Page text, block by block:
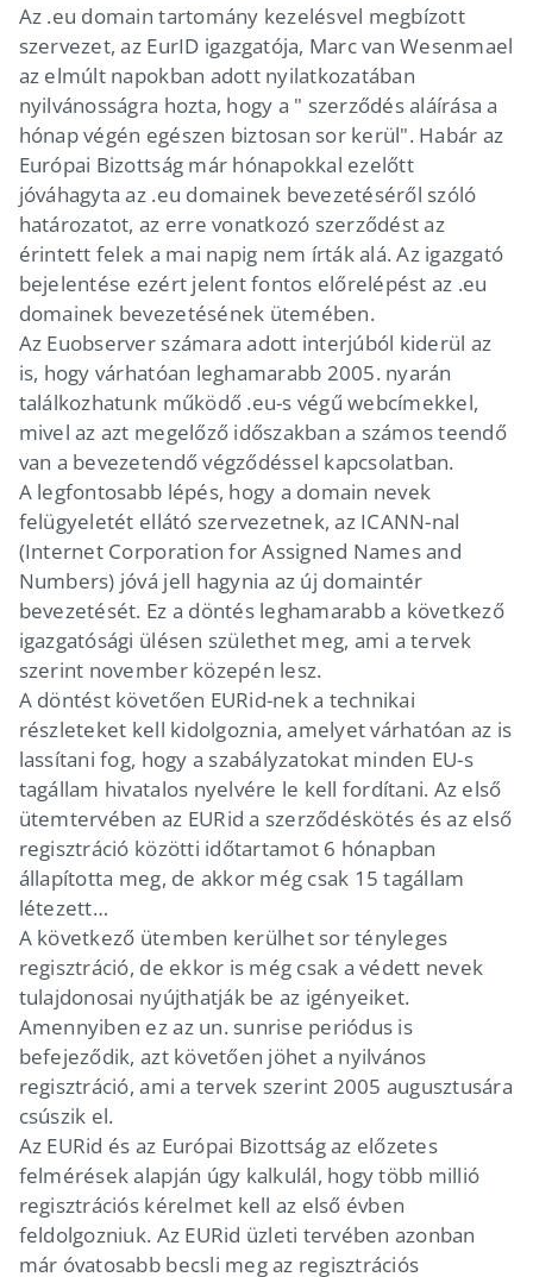
Az .eu domain tartomány kezelésvel megbízott
szervezet, az EurID igazgatója, Marc van Wesenmael
az elmúlt napokban adott nyilatkozatában
nyilvánosságra hozta, hogy a " szerződés aláírása a
hónap végén egészen biztosan sor kerül". Habár az
Európai Bizottság már hónapokkal ezelőtt
jóváhagyta az .eu domainek bevezetéséről szóló
határozatot, az erre vonatkozó szerződést az
érintett felek a mai napig nem írták alá. Az igazgató
bejelentése ezért jelent fontos előrelépést az .eu
domainek bevezetésének ütemében.
Az Euobserver számara adott interjúból kiderül az
is, hogy várhatóan leghamarabb 2005. nyarán
találkozhatunk működő .eu-s végű webcímekkel,
mivel az azt megelőző időszakban a számos teendő
van a bevezetendő végződéssel kapcsolatban.
A legfontosabb lépés, hogy a domain nevek
felügyeletét ellátó szervezetnek, az ICANN-nal
(Internet Corporation for Assigned Names and
Numbers) jóvá jell hagynia az új domaintér
bevezetését. Ez a döntés leghamarabb a következő
igazgatósági ülésen születhet meg, ami a tervek
szerint november közepén lesz.
A döntést követően EURid-nek a technikai
részleteket kell kidolgoznia, amelyet várhatóan az is
lassítani fog, hogy a szabályzatokat minden EU-s
tagállam hivatalos nyelvére le kell fordítani. Az első
ütemtervében az EURid a szerződéskötés és az első
regisztráció közötti időtartamot 6 hónapban
állapította meg, de akkor még csak 15 tagállam
létezett…
A következő ütemben kerülhet sor tényleges
regisztráció, de ekkor is még csak a védett nevek
tulajdonosai nyújthatják be az igényeiket.
Amennyiben ez az un. sunrise periódus is
befejeződik, azt követően jöhet a nyilvános
regisztráció, ami a tervek szerint 2005 augusztusára
csúszik el.
Az EURid és az Európai Bizottság az előzetes
felmérések alapján úgy kalkulál, hogy több millió
regisztrációs kérelmet kell az első évben
feldolgozniuk. Az EURid üzleti tervében azonban
már óvatosabb becsli meg az regisztrációs